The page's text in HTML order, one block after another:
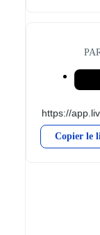
Copier le